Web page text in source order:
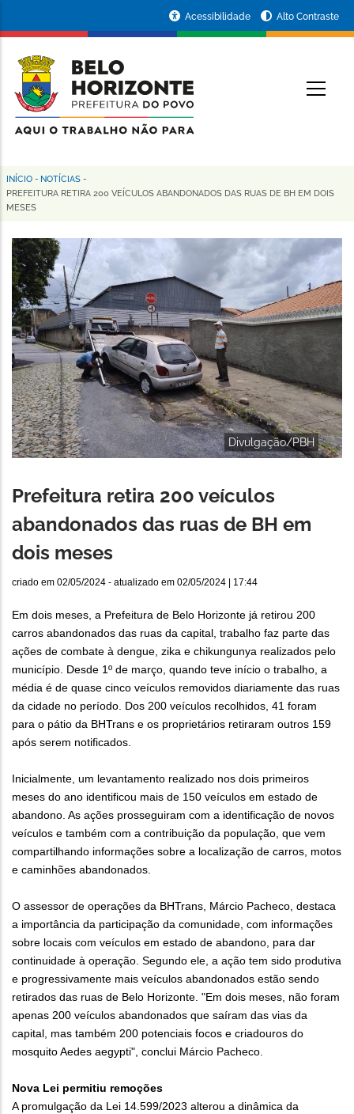
conteúdo
principal
da
Prefeitura
de
Horizonte
Acessibilidade Alto Contraste
Trilha
de
navegação
INÍCIO - NOTÍCIAS -
PREFEITURA RETIRA 200 VEÍCULOS ABANDONADOS DAS RUAS DE BH EM DOIS
MESES
Divulgação/PBH
Prefeitura retira 200 veículos
abandonados das ruas de BH em
dois meses
criado em 02/05/2024 - atualizado em 02/05/2024 | 17:44
Em dois meses, a Prefeitura de Belo Horizonte já retirou 200
carros abandonados das ruas da capital, trabalho faz parte das
ações de combate à dengue, zika e chikungunya realizados pelo
município. Desde 1º de março, quando teve início o trabalho, a
média é de quase cinco veículos removidos diariamente das ruas
da cidade no período. Dos 200 veículos recolhidos, 41 foram
para o pátio da BHTrans e os proprietários retiraram outros 159
após serem notificados.
Inicialmente, um levantamento realizado nos dois primeiros
meses do ano identificou mais de 150 veículos em estado de
abandono. As ações prosseguiram com a identificação de novos
veículos e também com a contribuição da população, que vem
compartilhando informações sobre a localização de carros, motos
e caminhões abandonados.
O assessor de operações da BHTrans, Márcio Pacheco, destaca
a importância da participação da comunidade, com informações
sobre locais com veículos em estado de abandono, para dar
continuidade à operação. Segundo ele, a ação tem sido produtiva
e progressivamente mais veículos abandonados estão sendo
retirados das ruas de Belo Horizonte. "Em dois meses, não foram
apenas 200 veículos abandonados que saíram das vias da
capital, mas também 200 potenciais focos e criadouros do
mosquito Aedes aegypti", conclui Márcio Pacheco.
Nova Lei permitiu remoções
A promulgação da Lei 14.599/2023 alterou a dinâmica da